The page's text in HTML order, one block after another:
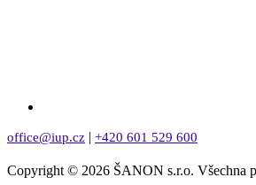
office@iup.cz | +420 601 529 600
Copyright © 2026 ŠANON s.r.o. Všechna